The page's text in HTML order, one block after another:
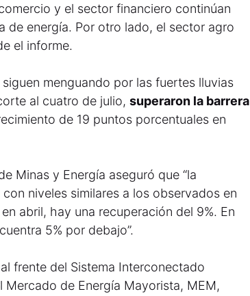
y el sector financiero continúan
de energía. Por otro lado, el sector agro
el informe.
menguando por las fuertes lluvias
al cuatro de julio, superaron la barrera
de 19 puntos porcentuales en
Minas y Energía aseguró que “la
niveles similares a los observados en
abril, hay una recuperación del 9%. En
5% por debajo”.
frente del Sistema Interconectado
de Energía Mayorista, MEM,